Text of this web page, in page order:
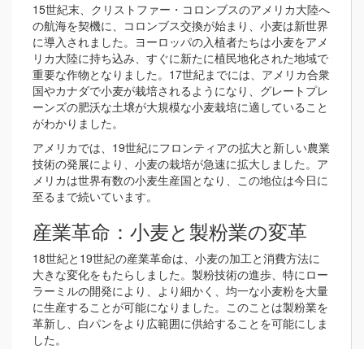
15世紀末、クリストファー・コロンブスのアメリカ大陸へ
の航海を契機に、コロンブス交換が始まり、小麦は新世界
に導入されました。ヨーロッパの入植者たちは小麦をアメ
リカ大陸に持ち込み、すぐに新たに植民地化された地域で
重要な作物となりました。17世紀までには、アメリカ合衆
国やカナダで小麦が栽培されるようになり、グレートプレ
ーンズの肥沃な土壌が大規模な小麦栽培に適していること
がわかりました。
アメリカでは、19世紀にフロンティアの拡大と新しい農業
技術の発展により、小麦の栽培が急速に拡大しました。ア
メリカは世界有数の小麦生産国となり、この地位は今日に
至るまで続いています。
産業革命：小麦と製粉業の変革
18世紀と19世紀の産業革命は、小麦の加工と消費方法に
大きな変化をもたらしました。製粉技術の進歩、特にロー
ラーミルの開発により、より細かく、均一な小麦粉を大量
に生産することが可能になりました。このことは製粉業を
革新し、白パンをより広範囲に供給することを可能にしま
した。